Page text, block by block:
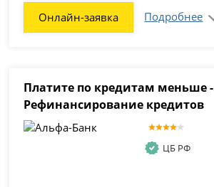
Онлайн-заявка Подробнее
Платите по кредитам меньше -
Рефинансирование кредитов
ЦБ РФ